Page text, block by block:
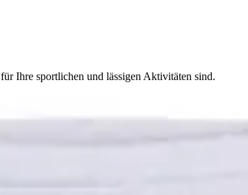
Ihre sportlichen und lässigen Aktivitäten sind.